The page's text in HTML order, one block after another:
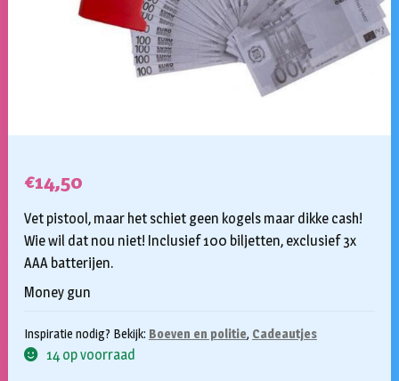
€14,50
Vet pistool, maar het schiet geen kogels maar dikke cash!
Wie wil dat nou niet! Inclusief 100 biljetten, exclusief 3x
AAA batterijen.
Money gun
Inspiratie nodig? Bekijk: Boeven en politie, Cadeautjes
14 op voorraad